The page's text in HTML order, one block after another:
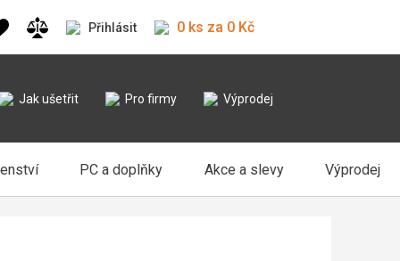
Přihlásit 0 ks za 0 Kč
Jak ušetřit Pro firmy Výprodej
PC a doplňky Akce a slevy Výprodej